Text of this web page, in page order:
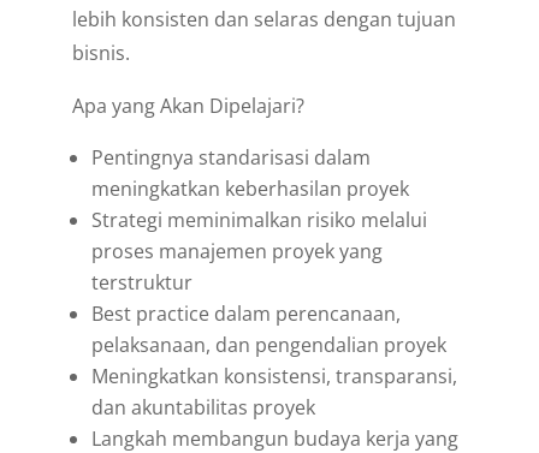
lebih konsisten dan selaras dengan tujuan
bisnis.
Apa yang Akan Dipelajari?
Pentingnya standarisasi dalam
meningkatkan keberhasilan proyek
Strategi meminimalkan risiko melalui
proses manajemen proyek yang
terstruktur
Best practice dalam perencanaan,
pelaksanaan, dan pengendalian proyek
Meningkatkan konsistensi, transparansi,
dan akuntabilitas proyek
Langkah membangun budaya kerja yang